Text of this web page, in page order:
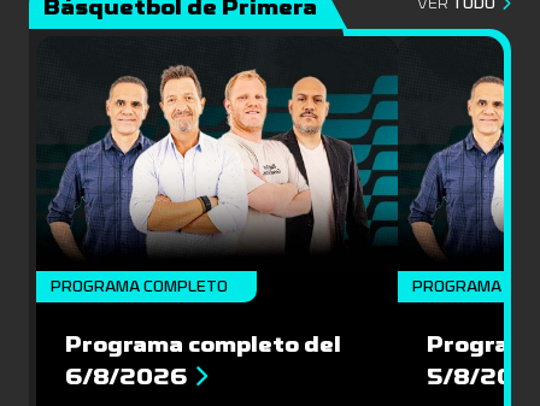
Básquetbol de Primera
PROGRAMA COMPLETO
Programa completo del
6/8/2026
PROGRAMA
5/8/